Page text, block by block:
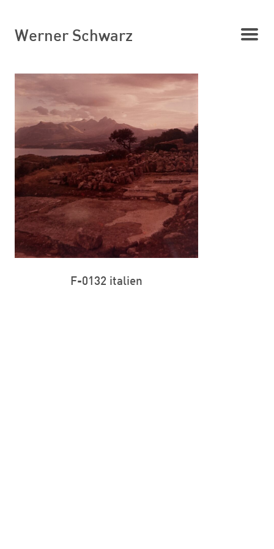
Werner Schwarz
F-0132 italien